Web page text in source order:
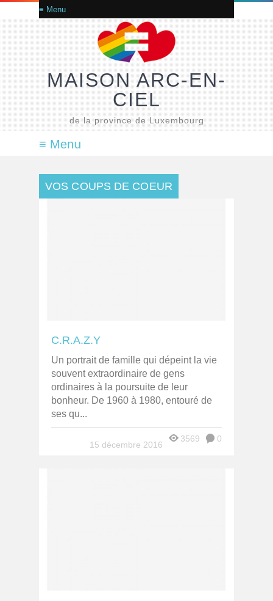
MAISON ARC-EN-
CIEL
de la province de Luxembourg
VOS COUPS DE COEUR
C.R.A.Z.Y
Un portrait de famille qui dépeint la vie
souvent extraordinaire de gens
ordinaires à la poursuite de leur
bonheur. De 1960 à 1980, entouré de
ses qu...
0
3569
15 décembre 2016